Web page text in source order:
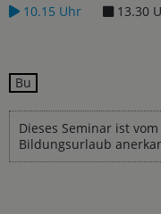
10.15 Uhr 13.30
Bu
Dieses Seminar ist
Bildungsurlaub